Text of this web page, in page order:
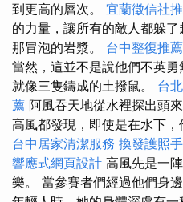
到更高的層次。 宜蘭徵信社
的力量，讓所有的敵人都躲
那冒泡的岩漿。 台中整復推薦
當然，這並不是說他們不英
就像三隻鑄成的土撥鼠。 台
薦 阿風吞天地從水裡探出頭
高風都發現，即使是在水下，
台中居家清潔服務 換發護照
響應式網頁設計 高風先是一
樂。 當參賽者們經過他們身